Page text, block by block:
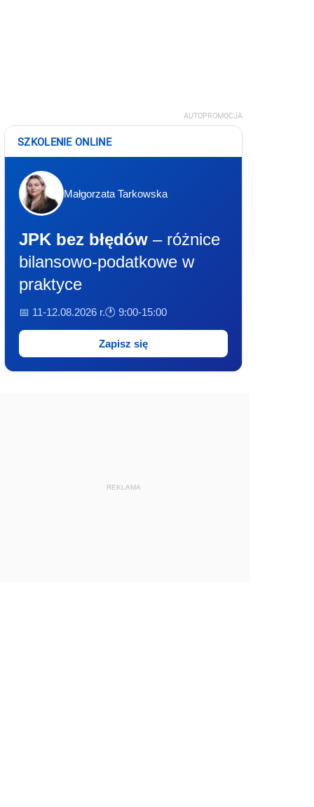
AUTOPROMOCJA
SZKOLENIE ONLINE
Małgorzata Tarkowska
JPK bez błędów – różnice
bilansowo-podatkowe w
praktyce
📅 11-12.08.2026 r.🕐 9:00-15:00
Zapisz się
REKLAMA